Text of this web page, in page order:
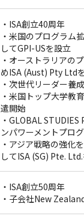
・ISA創立40周年
・米国のプログラム
してGPI-USを設立
・オーストラリアの
めISA (Aust) Pty Ltd
・次世代リーダー養
・米国トップ大学教
遣開始
・GLOBAL STUDIES
ンパワーメントプロ
・アジア戦略の強化
してISA (SG) Pte.
・ISA創立50周年
・子会社New